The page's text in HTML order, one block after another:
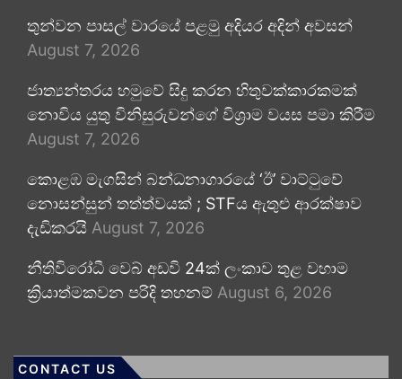
තුන්වන පාසල් වාරයේ පළමු අදියර අදින් අවසන්
August 7, 2026
ජාත්‍යන්තරය හමුවේ සිදු කරන හිතුවක්කාරකමක්
නොවිය යුතු විනිසුරුවන්ගේ විශ්‍රාම වයස පමා කිරීම
August 7, 2026
කොළඹ මැගසින් බන්ධනාගාරයේ ‘ඊ’ වාට්ටුවේ
නොසන්සුන් තත්ත්වයක් ; STFය ඇතුළු ආරක්ෂාව
දැඩිකරයි August 7, 2026
නීතිවිරෝධී වෙබ් අඩවි 24ක් ලංකාව තුළ වහාම
ක්‍රියාත්මකවන පරිදි තහනම් August 6, 2026
CONTACT US